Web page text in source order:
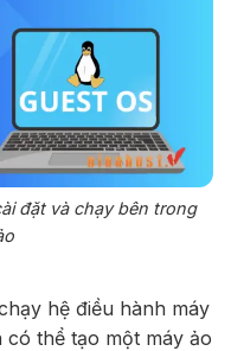
đặt và chạy bên trong
hệ điều hành máy
có thể tạo một máy ảo